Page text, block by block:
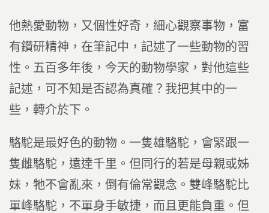
他熱愛動物，又個性好奇，細心觀察事物，富
有鑽研精神，在筆記中，記述了一些動物的習
性。五百多年後，今天的動物學家，對他這些
記述，可不知是否認為真確？我把其中的一
些，轉介於下。
駱駝是最好色的動物。一隻雄駱駝，會緊跟一
隻雌駱駝，遠達千里。但同行的若是母親或姊
妹，牠不會亂來，倒有倫常觀念。雙峰駱駝比
單峰駱駝，不單身手敏捷，而且更能負重。但